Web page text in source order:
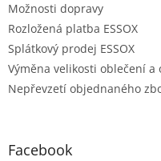
Možnosti dopravy
Rozložená platba ESSOX
Splátkový prodej ESSOX
Výměna velikosti oblečení a
Nepřevzetí objednaného
Facebook